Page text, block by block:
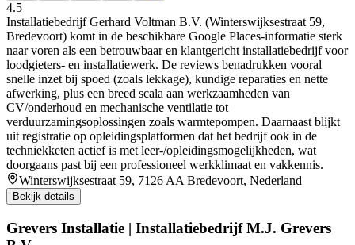
4.5
Installatiebedrijf Gerhard Voltman B.V. (Winterswijksestraat 59,
Bredevoort) komt in de beschikbare Google Places-informatie sterk
naar voren als een betrouwbaar en klantgericht installatiebedrijf voor
loodgieters- en installatiewerk. De reviews benadrukken vooral
snelle inzet bij spoed (zoals lekkage), kundige reparaties en nette
afwerking, plus een breed scala aan werkzaamheden van
CV/onderhoud en mechanische ventilatie tot
verduurzamingsoplossingen zoals warmtepompen. Daarnaast blijkt
uit registratie op opleidingsplatformen dat het bedrijf ook in de
techniekketen actief is met leer-/opleidingsmogelijkheden, wat
doorgaans past bij een professioneel werkklimaat en vakkennis.
Winterswijksestraat 59, 7126 AA Bredevoort, Nederland
Bekijk details
Grevers Installatie | Installatiebedrijf M.J. Grevers